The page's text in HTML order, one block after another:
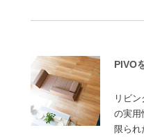
PIVO
リビ
の実用
限ら